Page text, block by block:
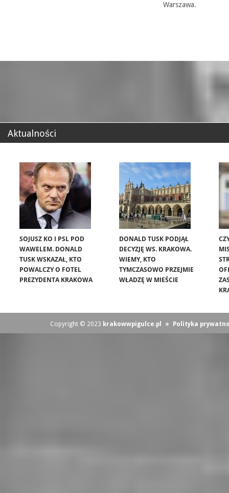
Warszawa.
Aktualności
SOJUSZ KO I PSL POD
WAWELEM. DONALD
TUSK WSKAZAŁ, KTO
POWALCZY O FOTEL
PREZYDENTA KRAKOWA
DONALD TUSK PODJĄŁ
DECYZJĘ WS. KRAKOWA.
WIEMY, KTO
TYMCZASOWO PRZEJMIE
WŁADZĘ W MIEŚCIE
Copyright © 2023 krakowwpigulce.pl ∗ Polityka